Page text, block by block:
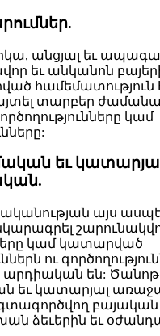
անցյալ եւ
եւ անկանոն
համեմատություն
տարբեր
կամ
եւ
այս
կամ կատարված
ու
արդիական են:
եւ կատարյալ
բայական
ձեւերին եւ